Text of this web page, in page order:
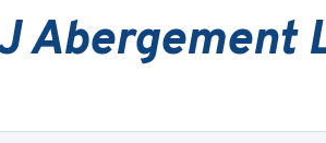
Abergement